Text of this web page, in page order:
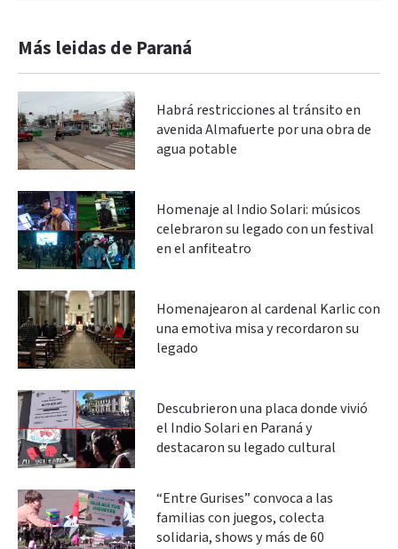
Más leidas de Paraná
Habrá restricciones al tránsito en
avenida Almafuerte por una obra de
agua potable
Homenaje al Indio Solari: músicos
celebraron su legado con un festival
en el anfiteatro
Homenajearon al cardenal Karlic con
una emotiva misa y recordaron su
legado
Descubrieron una placa donde vivió
el Indio Solari en Paraná y
destacaron su legado cultural
“Entre Gurises” convoca a las
familias con juegos, colecta
solidaria, shows y más de 60